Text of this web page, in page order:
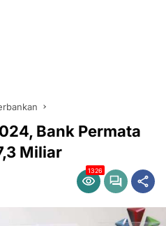
Bank Permata
Miliar
1326